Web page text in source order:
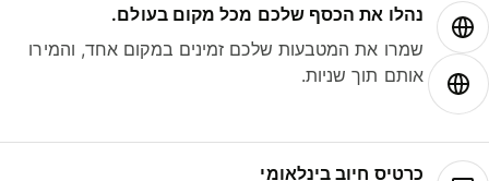
נהלו את הכסף שלכם מכל מקום בעולם.
שמרו את המטבעות שלכם זמינים במקום אחד, והמירו
אותם תוך שניות.
כרטיס חיוב בינלאומי